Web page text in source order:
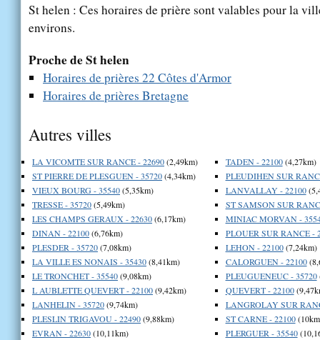
St helen : Ces horaires de prière sont valables pour la
environs.
Proche de St helen
Horaires de prières 22 Côtes d'Armor
Horaires de prières Bretagne
Autres villes
LA VICOMTE SUR RANCE - 22690(2,49km)
ST PIERRE DE PLESGUEN - 35720(4,34km)
VIEUX BOURG - 35540(5,35km)
TRESSE - 35720(5,49km)
LES CHAMPS GERAUX - 22630(6,17km)
DINAN - 22100(6,76km)
PLESDER - 35720(7,08km)
LA VILLE ES NONAIS - 35430(8,41km)
LE TRONCHET - 35540(9,08km)
L AUBLETTE QUEVERT - 22100(9,42km)
LANHELIN - 35720(9,74km)
PLESLIN TRIGAVOU - 22490(9,88km)
EVRAN - 22630(10,11km)
TADEN - 22100(4,27km)
PLEUDIHEN SUR
LANVALLAY - 22100
ST SAMSON SUR
MINIAC MORVAN -
PLOUER SUR RANCE -
LEHON - 22100(7,24km)
CALORGUEN - 22100
PLEUGUENEUC - 35720
QUEVERT - 22100
LANGROLAY SUR
ST CARNE - 22100
PLERGUER - 35540